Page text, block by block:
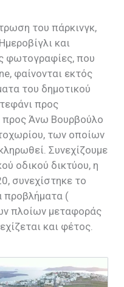
του πάρκινγκ,
και
φωτογραφίες, που
φαίνονται εκτός
του δημοτικού
προς
προς Άνω Βουρβούλο
των οποίων
Συνεχίζουμε
οδικού δικτύου, η
συνεχίστηκε το
προβλήματα (
πλοίων μεταφοράς
και φέτος.